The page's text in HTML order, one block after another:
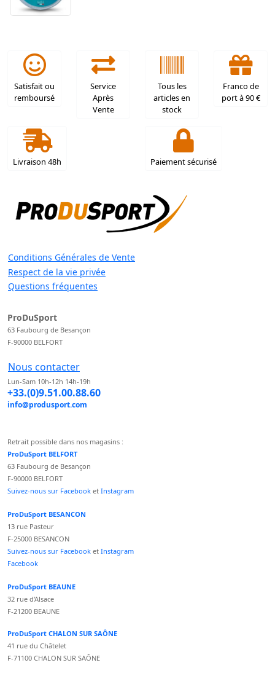
Satisfait ou
remboursé
Service
Après
Vente
Tous les
articles en
stock
Franco de
port à 90 €
Livraison 48h Paiement sécurisé
Conditions Générales de Vente
Respect de la vie privée
Questions fréquentes
ProDuSport
63 Faubourg de Besançon
F-90000 BELFORT
Nous contacter
Lun-Sam 10h-12h 14h-19h
+33.(0)9.51.00.88.60
info@produsport.com
Retrait possible dans nos magasins :
ProDuSport BELFORT
63 Faubourg de Besançon
F-90000 BELFORT
Suivez-nous sur Facebook et Instagram
ProDuSport BESANCON
13 rue Pasteur
F-25000 BESANCON
Suivez-nous sur Facebook et Instagram
Facebook
ProDuSport BEAUNE
32 rue d'Alsace
F-21200 BEAUNE
ProDuSport CHALON SUR SAÔNE
41 rue du Châtelet
F-71100 CHALON SUR SAÔNE